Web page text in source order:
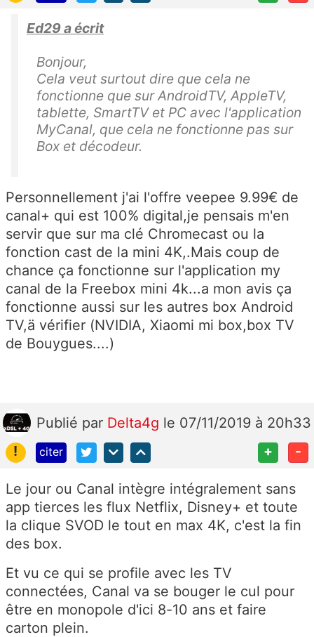
Ed29 a écrit
Bonjour,
Cela veut surtout dire que cela ne
fonctionne que sur AndroidTV, AppleTV,
tablette, SmartTV et PC avec l'application
MyCanal, que cela ne fonctionne pas sur
Box et décodeur.
Personnellement j'ai l'offre veepee 9.99€ de
canal+ qui est 100% digital,je pensais m'en
servir que sur ma clé Chromecast ou la
fonction cast de la mini 4K,.Mais coup de
chance ça fonctionne sur l'application my
canal de la Freebox mini 4k...a mon avis ça
fonctionne aussi sur les autres box Android
TV,ä vérifier (NVIDIA, Xiaomi mi box,box TV
de Bouygues....)
Publié par Delta4g le 07/11/2019 à 20h33
!
citer + -
Le jour ou Canal intègre intégralement sans
app tierces les flux Netflix, Disney+ et toute
la clique SVOD le tout en max 4K, c'est la fin
des box.
Et vu ce qui se profile avec les TV
connectées, Canal va se bouger le cul pour
être en monopole d'ici 8-10 ans et faire
carton plein.